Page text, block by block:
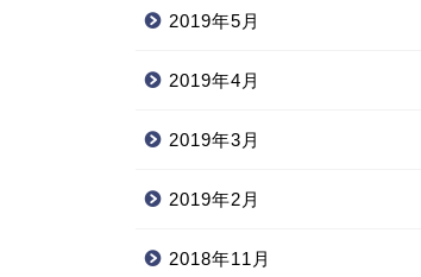
2019年5月
2019年4月
2019年3月
2019年2月
2018年11月